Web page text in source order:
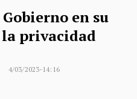
en su
privacidad
4/03/2023-14:16